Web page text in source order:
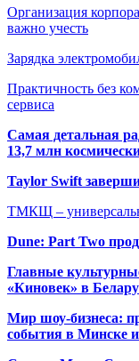
Организация
важно учесть
Зарядка
Практичность без
сервиса
Самая детальная
13,7 млн
Taylor Swift
ТМКЩ –
Dune: Part Two
Главные
«Киновек» в
Мир шоу-бизнеса:
события в Минске